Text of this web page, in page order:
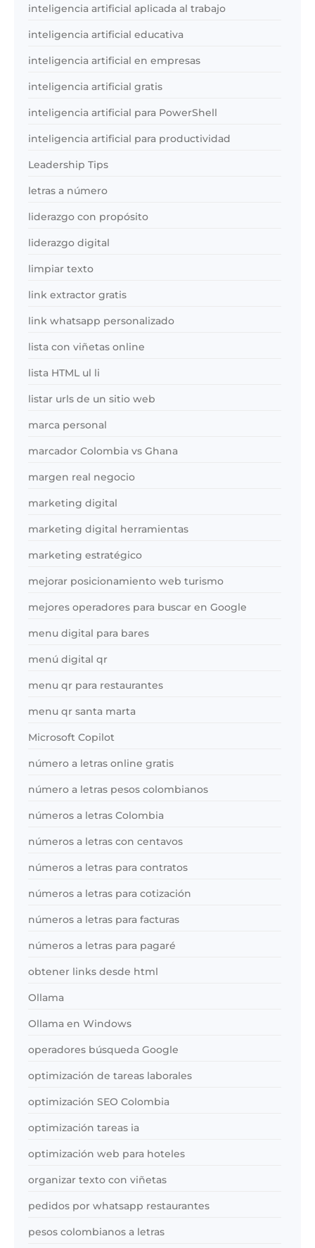
inteligencia artificial aplicada al trabajo
inteligencia artificial educativa
inteligencia artificial en empresas
inteligencia artificial gratis
inteligencia artificial para PowerShell
inteligencia artificial para productividad
Leadership Tips
letras a número
liderazgo con propósito
liderazgo digital
limpiar texto
link extractor gratis
link whatsapp personalizado
lista con viñetas online
lista HTML ul li
listar urls de un sitio web
marca personal
marcador Colombia vs Ghana
margen real negocio
marketing digital
marketing digital herramientas
marketing estratégico
mejorar posicionamiento web turismo
mejores operadores para buscar en Google
menu digital para bares
menú digital qr
menu qr para restaurantes
menu qr santa marta
Microsoft Copilot
número a letras online gratis
número a letras pesos colombianos
números a letras Colombia
números a letras con centavos
números a letras para contratos
números a letras para cotización
números a letras para facturas
números a letras para pagaré
obtener links desde html
Ollama
Ollama en Windows
operadores búsqueda Google
optimización de tareas laborales
optimización SEO Colombia
optimización tareas ia
optimización web para hoteles
organizar texto con viñetas
pedidos por whatsapp restaurantes
pesos colombianos a letras